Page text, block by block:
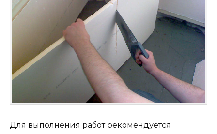
Для выполнения работ рекомендуется